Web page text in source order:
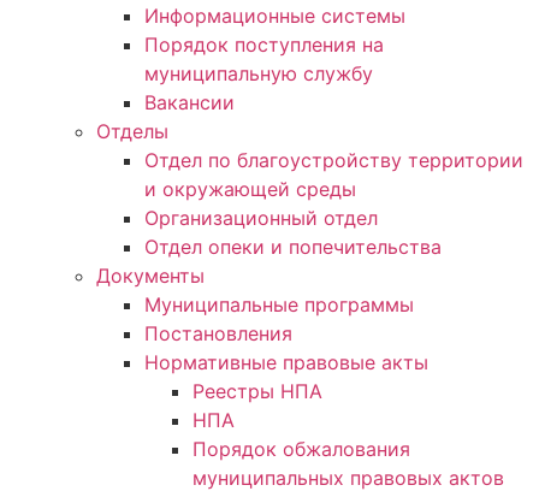
Информационные системы
Порядок поступления на
муниципальную службу
Вакансии
Отделы
Отдел по благоустройству территории
и окружающей среды
Организационный отдел
Отдел опеки и попечительства
Документы
Муниципальные программы
Постановления
Нормативные правовые акты
Реестры НПА
НПА
Порядок обжалования
муниципальных правовых актов